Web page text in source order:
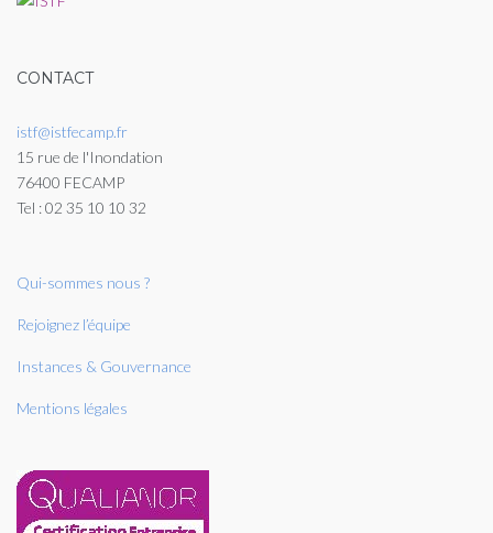
CONTACT
istf@istfecamp.fr
15 rue de l'Inondation
76400 FECAMP
Tel : 02 35 10 10 32
Qui-sommes nous ?
Rejoignez l’équipe
Instances & Gouvernance
Mentions légales